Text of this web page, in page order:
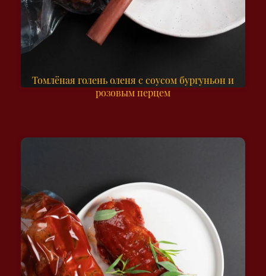
Томлёная голень оленя с соусом бургуньон и
розовым перцем